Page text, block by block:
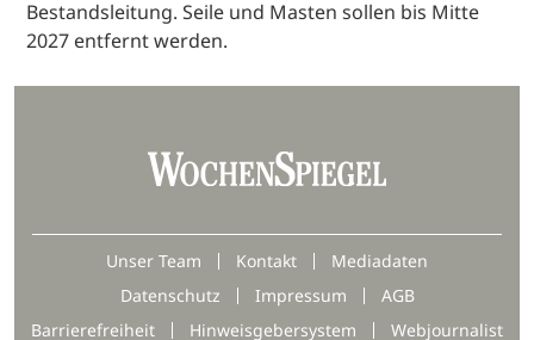
Bestandsleitung. Seile und Masten sollen bis Mitte
2027 entfernt werden.
Unser Team Kontakt
Mediadaten
Datenschutz
Impressum
AGB
Barrierefreiheit
Hinweisgebersystem Webjournalist